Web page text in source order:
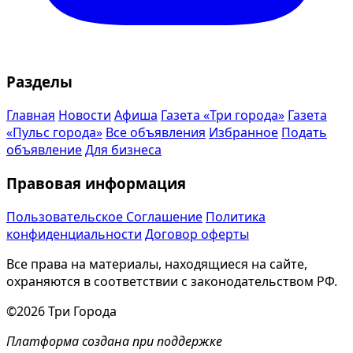
Разделы
Главная Новости Афиша Газета «Три города» Газета
«Пульс города» Все объявления Избранное Подать
объявлениеДля бизнеса
Правовая информация
Пользовательское Соглашение Политика
конфиденциальности Договор оферты
Все права на материалы, находящиеся на сайте,
охраняются в соответствии с законодательством РФ.
©2026 Три Города
Платформа создана при поддержке